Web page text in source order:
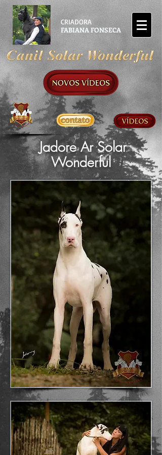
CRIADORA
FABIANA FONSECA
Jadore Ar Solar
Wonderful